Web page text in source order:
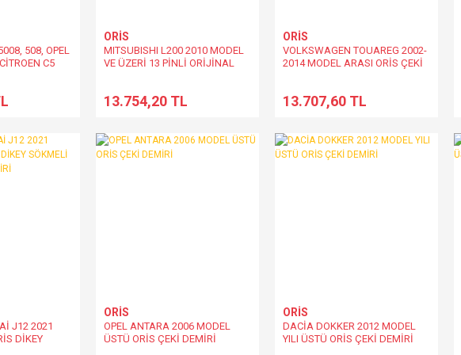
508, OPEL
C5
ORİS
MITSUBISHI L200 2010 MODEL
VE ÜZERİ 13 PİNLİ ORİJİNAL
13.754,20 TL
ORİS
VOLKSWAGEN TOUAREG 2002-
2014 MODEL ARASI ORİS ÇEKİ
13.707,60 TL
J12 2021
DİKEY
ORİS
OPEL ANTARA 2006 MODEL
ÜSTÜ ORİS ÇEKİ DEMİRİ
ORİS
DACİA DOKKER 2012 MODEL
YILI ÜSTÜ ORİS ÇEKİ DEMİRİ